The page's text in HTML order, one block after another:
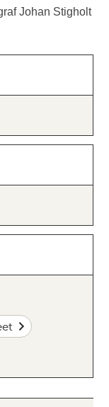
Johan Stigholt